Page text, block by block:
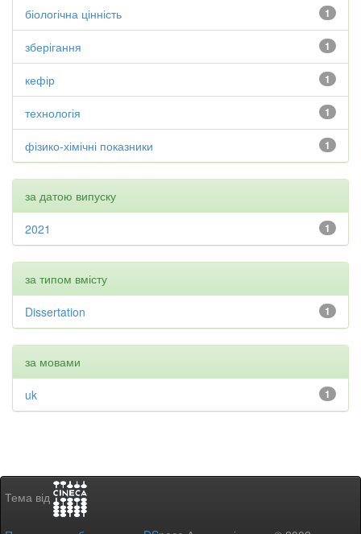
1
біологічна цінність
1
зберігання
1
кефір
1
технологія
1
фізико-хімічні показники
за датою випуску
1
2021
за типом вмісту
1
Dissertation
за мовами
1
uk
Тема від